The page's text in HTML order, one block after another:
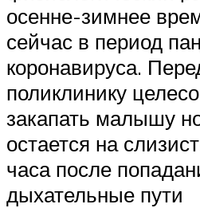
осенне-зимнее
сейчас в период
коронавируса.
поликлинику
закапать малышу
остается на
часа после
дыхательные пути